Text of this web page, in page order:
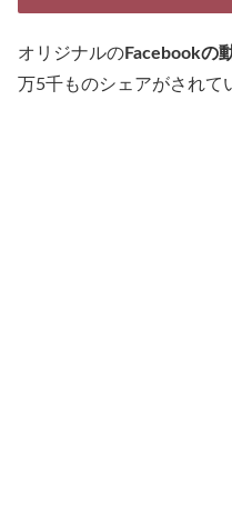
オリジナルのFacebookの
万5千ものシェアがされて